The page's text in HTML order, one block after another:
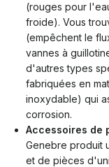
(rouges pour
froide). Vous
(empêchent le
vannes à
d'autres types
fabriquées en
inoxydable) qui
corrosion.
Accessoires de
Genebre produit
et de pièces